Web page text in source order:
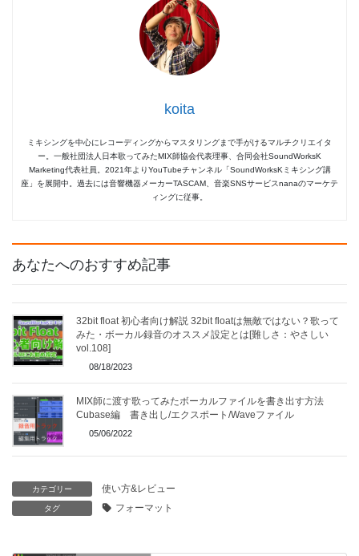
koita
ミキシングを中心にレコーディングからマスタリングまで手がけるマルチクリエイタ
ー。一般社団法人日本歌ってみたMIX師協会代表理事、合同会社SoundWorksK
Marketing代表社員。2021年よりYouTubeチャンネル「SoundWorksKミキシング講
座」を展開中。過去には音響機器メーカーTASCAM、音楽SNSサービスnanaのマーケテ
ィングに従事。
あなたへのおすすめ記事
32bit float 初心者向け解説 32bit floatは無敵ではない？歌って
みた・ボーカル録音のオススメ設定とは[難しさ：やさしい
vol.108]
08/18/2023
MIX師に渡す歌ってみたボーカルファイルを書き出す方法
Cubase編 書き出し/エクスポート/Waveファイル
05/06/2022
カテゴリー 使い方&レビュー
タグ フォーマット